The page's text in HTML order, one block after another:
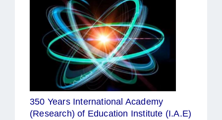
350 Years International Academy
(Research) of Education Institute (I.A.E)